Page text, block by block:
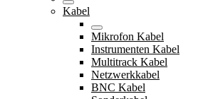
Kabel
Mikrofon Kabel
Instrumenten Kabel
Multitrack Kabel
Netzwerkkabel
BNC Kabel